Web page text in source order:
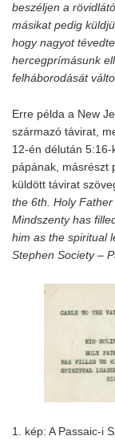
beszéljen a
másikat pedig
hogy nagyot
hercegprímásunk
felháborodását
Erre példa a New
származó távirat,
12-én délután
pápának, másrészt
küldött távirat
the 6th. Holy
Mindszenty has
him as the spiritual
Stephen Society –
1. kép: A Passaic-i